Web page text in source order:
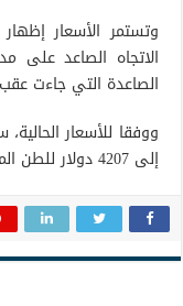
وتستمر الأسعار
الاتجاه الصاعد على
الصاعدة التي جاءت
ووفقا للأسعار
إلى 4207 دولار للطن المتري.